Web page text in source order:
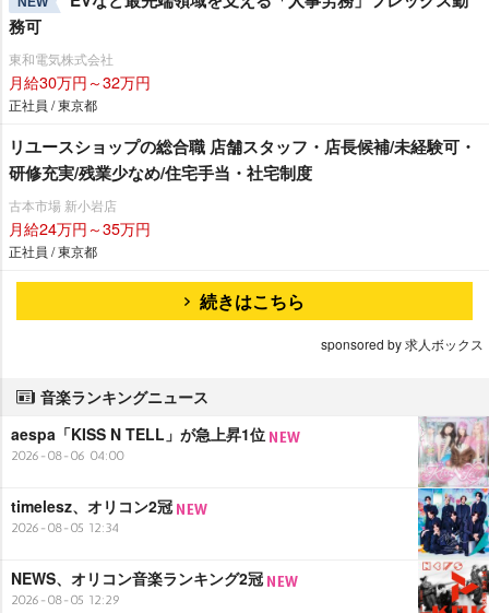
務可
東和電気株式会社
月給30万円～32万円
正社員 / 東京都
リユースショップの総合職 店舗スタッフ・店長候補/未経験可・
研修充実/残業少なめ/住宅手当・社宅制度
古本市場 新小岩店
月給24万円～35万円
正社員 / 東京都
続きはこちら
sponsored by 求人ボックス
音楽ランキングニュース
aespa「KISS N TELL」が急上昇1位
2026-08-06 04:00
timelesz、オリコン2冠
2026-08-05 12:34
NEWS、オリコン音楽ランキング2冠
2026-08-05 12:29